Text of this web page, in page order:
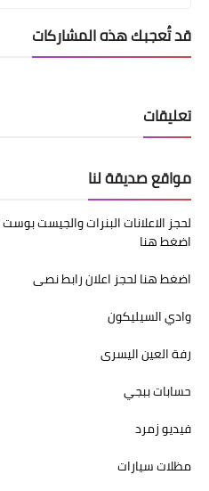
قد تُعجبك هذه المشاركات
تعليقات
مواقع صديقة لنا
اضغط هنا
اضغط هنا لحجز اعلان رابط نصى
وادي السيليكون
رفة العين اليسرى
حسابات ببجي
فيديو زمرد
مظلات سيارات